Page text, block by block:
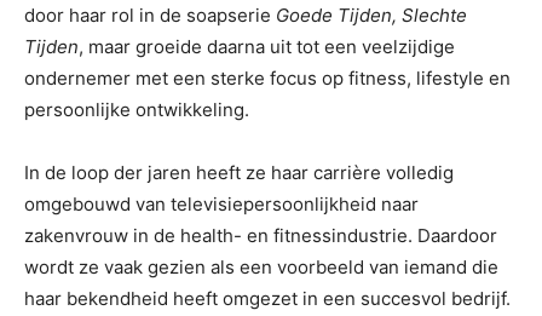
door haar rol in de soapserie Goede Tijden, Slechte
Tijden, maar groeide daarna uit tot een veelzijdige
ondernemer met een sterke focus op fitness, lifestyle en
persoonlijke ontwikkeling.
In de loop der jaren heeft ze haar carrière volledig
omgebouwd van televisiepersoonlijkheid naar
zakenvrouw in de health- en fitnessindustrie. Daardoor
wordt ze vaak gezien als een voorbeeld van iemand die
haar bekendheid heeft omgezet in een succesvol bedrijf.